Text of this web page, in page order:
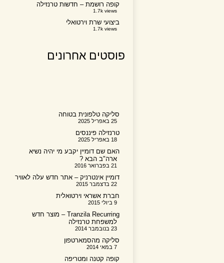
קופה רושמת – חדשות טרנזילה
1.7k views
ביצועי שרת וירטואלי
1.7k views
פוסטים אחרונים
סליקה טלפונית בטוחה
טרנזילה פיננסים
האם שם דומיין יקבע מי יהיה נשיא
ארה"ב הבא ?
דומיין אינטרניק – אתר חדש עלה לאוויר
חברת אשראי וירטואלית
Tranzila Recurring – מוצר חדש
למשפחת טרנזילה
סליקה מהסמארטפון
קופה קטנה ומטריפה